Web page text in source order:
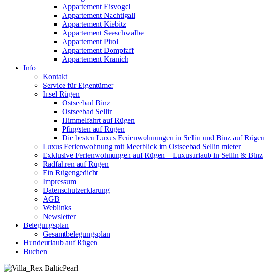
Appartement Eisvogel
Appartement Nachtigall
Appartement Kiebitz
Appartement Seeschwalbe
Appartement Pirol
Appartement Dompfaff
Appartement Kranich
Info
Kontakt
Service für Eigentümer
Insel Rügen
Ostseebad Binz
Ostseebad Sellin
Himmelfahrt auf Rügen
Pfingsten auf Rügen
Die besten Luxus Ferienwohnungen in Sellin und Binz auf Rügen
Luxus Ferienwohnung mit Meerblick im Ostseebad Sellin mieten
Exklusive Ferienwohnungen auf Rügen – Luxusurlaub in Sellin & Binz
Radfahren auf Rügen
Ein Rügengedicht
Impressum
Datenschutzerklärung
AGB
Weblinks
Newsletter
Belegungsplan
Gesamtbelegungsplan
Hundeurlaub auf Rügen
Buchen